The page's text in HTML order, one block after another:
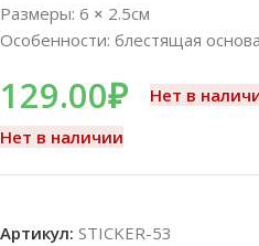
Размеры: 6 × 2.5см
Особенности: блестящая основа
129.00₽
Нет в
Нет в наличии
Артикул: STICKER-53